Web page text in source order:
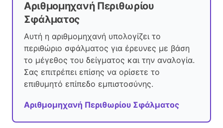
Αριθμομηχανή Περιθωρίου
Σφάλματος
Αυτή η αριθμομηχανή υπολογίζει το
περιθώριο σφάλματος για έρευνες με βάση
το μέγεθος του δείγματος και την αναλογία.
Σας επιτρέπει επίσης να ορίσετε το
επιθυμητό επίπεδο εμπιστοσύνης.
Αριθμομηχανή Περιθωρίου Σφάλματος